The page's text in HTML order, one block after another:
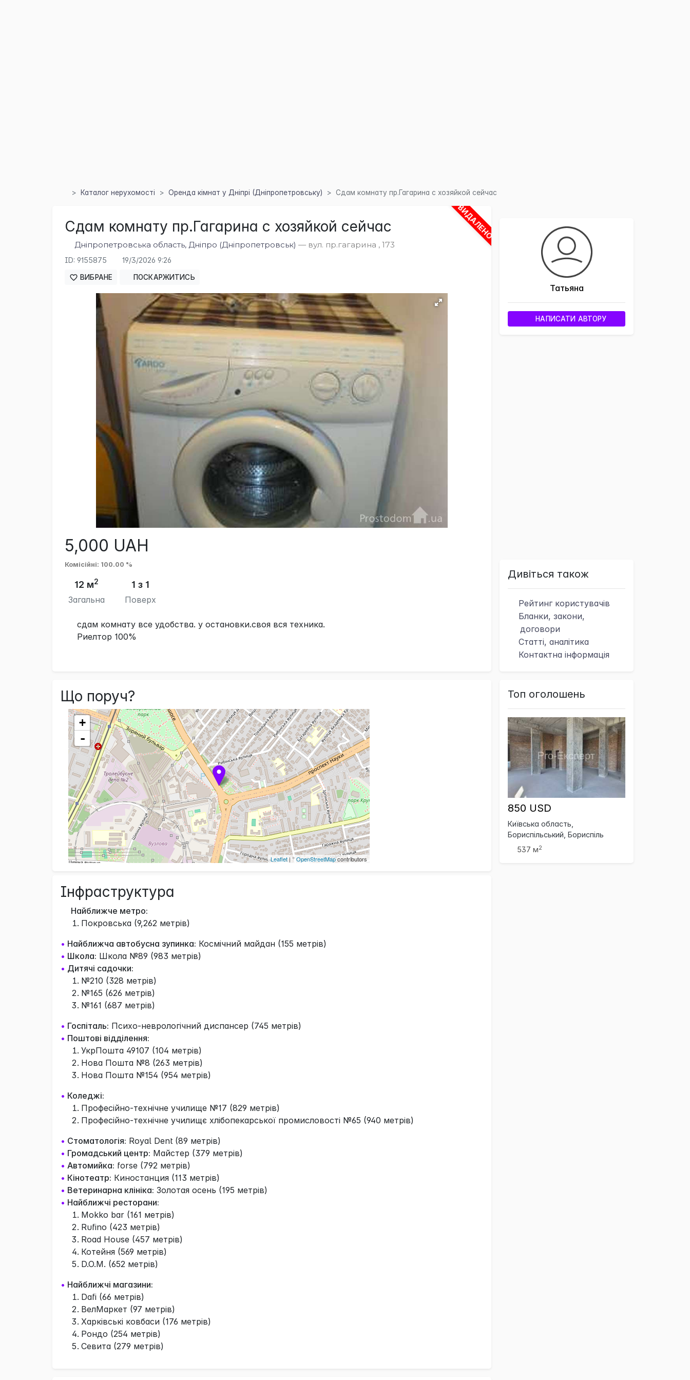
Каталог нерухомості Оренда кімнат у Дніпрі (Дніпропетровську) Сдам комнату пр.Гагарина с хозяйкой сейчас
ВИДАЛЕНО
Сдам комнату пр.Гагарина с хозяйкой сейчас
Дніпропетровська область, Дніпро (Дніпропетровськ) — вул. пр.гагарина , 173
ID: 9155875 19/3/2026 9:26
ВИБРАНЕ ПОСКАРЖИТИСЬ
5,000 UAH
Комісійні: 100.00 %
12 м2
Загальна
1 з 1
Поверх
сдам комнату все удобства. у остановки.своя вся техника.
Риелтор 100%
Що поруч?
+
-
Leaflet | ©OpenStreetMapcontributors
Інфраструктура
Найближче метро:
Покровська (9,262 метрів)
• Найближча автобусна зупинка: Космічний майдан (155 метрів)
• Школа: Школа №89 (983 метрів)
• Дитячі садочки:
№210 (328 метрів)
№165 (626 метрів)
№161 (687 метрів)
• Госпіталь: Психо-неврологічний диспансер (745 метрів)
• Поштові відділення:
УкрПошта 49107 (104 метрів)
Нова Пошта №8 (263 метрів)
Нова Пошта №154 (954 метрів)
• Коледжі:
Професійно-технічне училище №17 (829 метрів)
Професійно-технічне училищє хлібопекарської промисловості №65 (940 метрів)
• Стоматологія: Royal Dent (89 метрів)
• Громадський центр: Майстер (379 метрів)
• Автомийка: forse (792 метрів)
• Кінотеатр: Киностанция (113 метрів)
• Ветеринарна клініка: Золотая осень (195 метрів)
• Найближчі ресторани:
Mokko bar (161 метрів)
Rufino (423 метрів)
Road House (457 метрів)
Котейня (569 метрів)
D.O.M. (652 метрів)
• Найближчі магазини:
Dafi (66 метрів)
ВелМаркет (97 метрів)
Харківські ковбаси (176 метрів)
Рондо (254 метрів)
Севита (279 метрів)
Татьяна
НАПИСАТИ АВТОРУ
Дивіться також
Рейтинг користувачів
Бланки, закони,
договори
Статті, аналітика
Контактна інформація
Топ оголошень
850 USD
Київська область,
Бориспільський, Бориспіль
537 м2